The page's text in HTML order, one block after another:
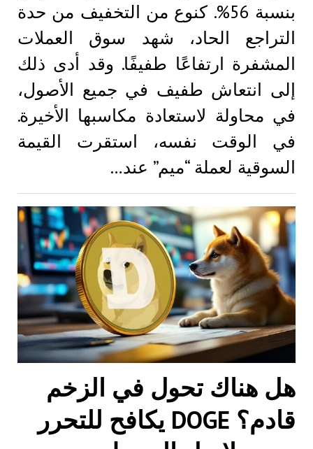
بنسبة 56%. كنوع من التخفيف من حدة
التراجع الحاد، شهد سوق العملات
المشفرة ارتفاعًا طفيفًا. وقد أدى ذلك
إلى انتعاش طفيف في جميع الأصول،
في محاولة لاستعادة مكاسبها الأخيرة.
في الوقت نفسه، استقرت القيمة
السوقية لعملة “ميم” عند…
هل هناك تحول في الزخم
قادم؟ DOGE يكافح للتحرر